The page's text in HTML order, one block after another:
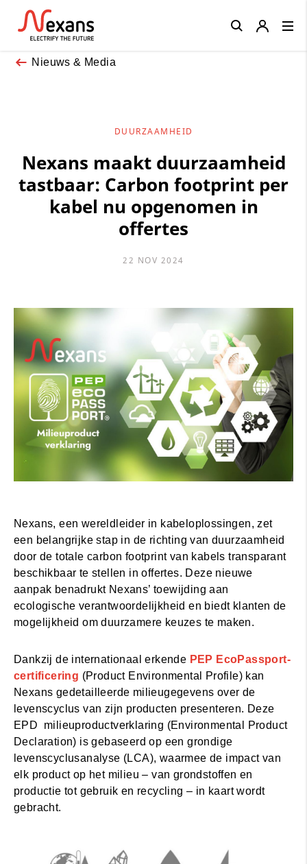
Nieuws & Media
DUURZAAMHEID
Nexans maakt duurzaamheid
tastbaar: Carbon footprint per
kabel nu opgenomen in
offertes
22 NOV 2024
Nexans, een wereldleider in kabeloplossingen, zet
een belangrijke stap in de richting van duurzaamheid
door de totale carbon footprint van kabels transparant
beschikbaar te stellen in offertes. Deze nieuwe
aanpak benadrukt Nexans’ toewijding aan
ecologische verantwoordelijkheid en biedt klanten de
mogelijkheid om duurzamere keuzes te maken.
Dankzij de internationaal erkende PEP EcoPassport-
certificering (Product Environmental Profile) kan
Nexans gedetailleerde milieugegevens over de
levenscyclus van zijn producten presenteren. Deze
EPD milieuproductverklaring (Environmental Product
Declaration) is gebaseerd op een grondige
levenscyclusanalyse (LCA), waarmee de impact van
elk product op het milieu – van grondstoffen en
productie tot gebruik en recycling – in kaart wordt
gebracht.
Close